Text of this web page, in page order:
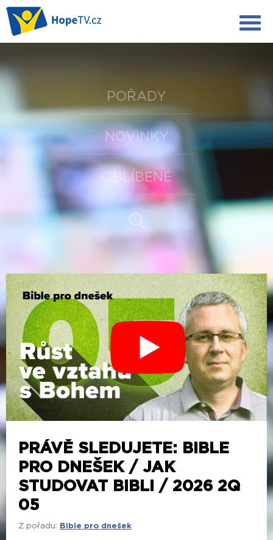
POŘADY
NOVINKY
OBLÍBENÉ
PRÁVĚ SLEDUJETE: BIBLE
PRO DNEŠEK / JAK
STUDOVAT BIBLI / 2026 2Q
05
Z pořadu: Bible pro dnešek